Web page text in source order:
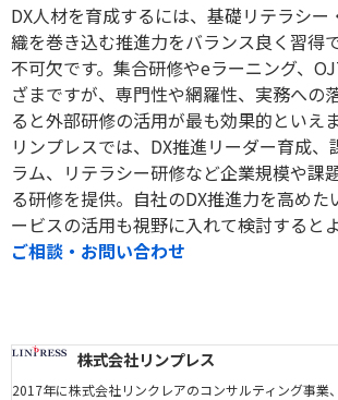
DX人材を育成するには、基礎リテラシー
織を巻き込む推進力をバランス良く習得
不可欠です。集合研修やeラーニング、
ざまですが、専門性や網羅性、実務への
ると外部研修の活用が最も効果的といえま
リンプレスでは、 DX推進リーダー育成、
ラム、リテラシー研修など企業規模や課
る研修を提供。自社のDX推進力を高めた
ービスの活用も視野に入れて検討すると
ご相談・お問い合わせ
株式会社リンプレス
2017年に株式会社リンクレアのコンサルティング事業